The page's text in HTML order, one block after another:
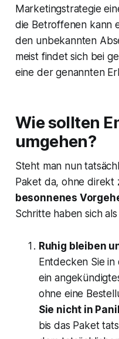
Marketingstrategie
die Betroffenen kann
den unbekannten
meist findet sich bei
eine der genannten
Wie sollten
umgehen?
Steht man nun
Paket da, ohne direkt
besonnenes
Schritte haben sich
Ruhig bleiben
Entdecken Sie
ein
ohne eine
Sie nicht in
bis das Paket